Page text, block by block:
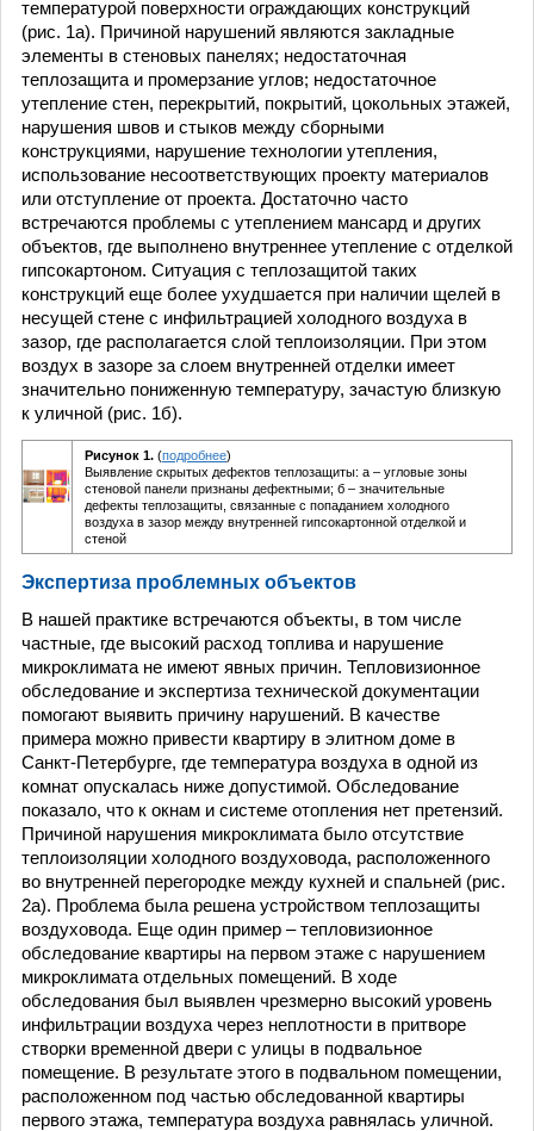
температурой поверхности ограждающих конструкций
(рис. 1а). Причиной нарушений являются закладные
элементы в стеновых панелях; недостаточная
теплозащита и промерзание углов; недостаточное
утепление стен, перекрытий, покрытий, цокольных этажей,
нарушения швов и стыков между сборными
конструкциями, нарушение технологии утепления,
использование несоответствующих проекту материалов
или отступление от проекта. Достаточно часто
встречаются проблемы с утеплением мансард и других
объектов, где выполнено внутреннее утепление с отделкой
гипсокартоном. Ситуация с теплозащитой таких
конструкций еще более ухудшается при наличии щелей в
несущей стене с инфильтрацией холодного воздуха в
зазор, где располагается слой теплоизоляции. При этом
воздух в зазоре за слоем внутренней отделки имеет
значительно пониженную температуру, зачастую близкую
к уличной (рис. 1б).
Рисунок 1. (подробнее)
Выявление скрытых дефектов теплозащиты: а – угловые зоны
стеновой панели признаны дефектными; б – значительные
дефекты теплозащиты, связанные с попаданием холодного
воздуха в зазор между внутренней гипсокартонной отделкой и
стеной
Экспертиза проблемных объектов
В нашей практике встречаются объекты, в том числе
частные, где высокий расход топлива и нарушение
микроклимата не имеют явных причин. Тепловизионное
обследование и экспертиза технической документации
помогают выявить причину нарушений. В качестве
примера можно привести квартиру в элитном доме в
Санкт-Петербурге, где температура воздуха в одной из
комнат опускалась ниже допустимой. Обследование
показало, что к окнам и системе отопления нет претензий.
Причиной нарушения микроклимата было отсутствие
теплоизоляции холодного воздуховода, расположенного
во внутренней перегородке между кухней и спальней (рис.
2а). Проблема была решена устройством теплозащиты
воздуховода. Еще один пример – тепловизионное
обследование квартиры на первом этаже с нарушением
микроклимата отдельных помещений. В ходе
обследования был выявлен чрезмерно высокий уровень
инфильтрации воздуха через неплотности в притворе
створки временной двери с улицы в подвальное
помещение. В результате этого в подвальном помещении,
расположенном под частью обследованной квартиры
первого этажа, температура воздуха равнялась уличной.